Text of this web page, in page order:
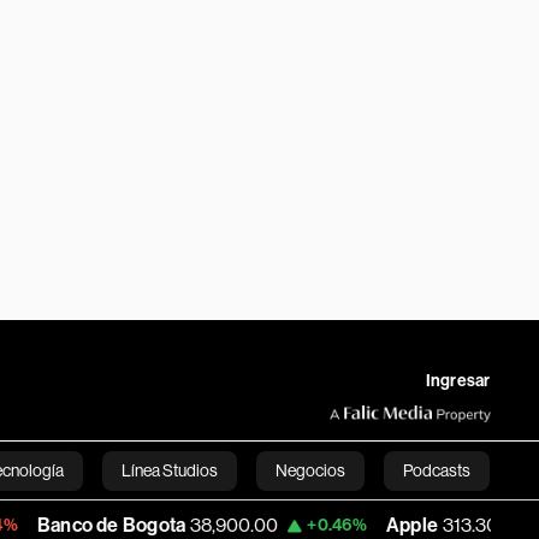
Ingresar
Línea Studios Negocios Podcasts
English
Bogota 38,900.00 +0.46% Apple 313.305 +0.25%